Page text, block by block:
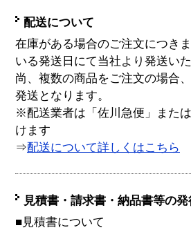
配送について
在庫がある場合のご注文につき
いる発送日にて当社より発送い
尚、複数の商品をご注文の場合
発送となります。
※配送業者は「佐川急便」また
けます
⇒配送について詳しくはこちら
見積書・請求書・納品書等の
■見積書について